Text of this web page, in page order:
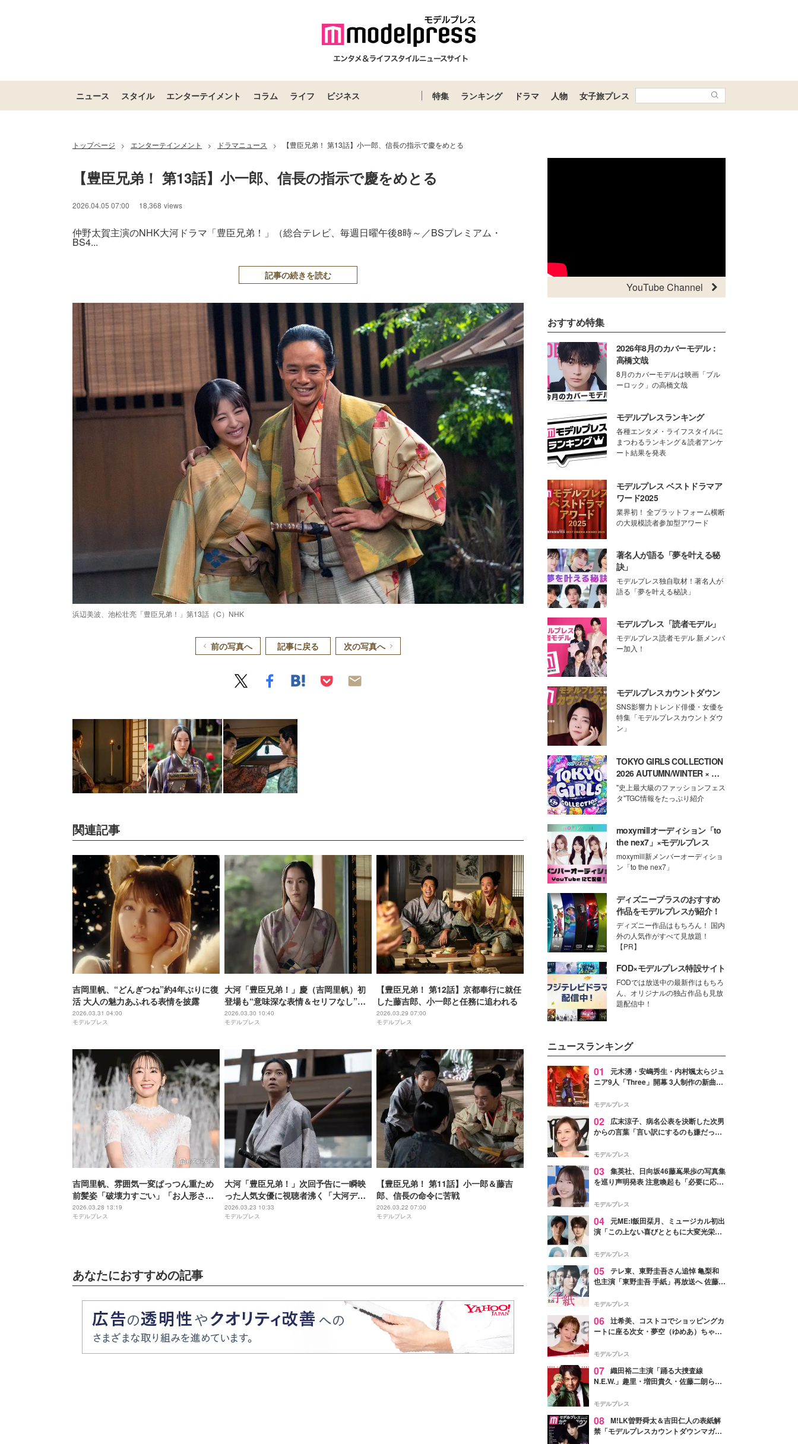
ニュース スタイル エンターテイメント コラム ライフ ビジネス 特集 ランキング ドラマ 人物 女子旅プレス
トップページ > エンターテインメント > ドラマニュース > 【豊臣兄弟！ 第13話】小一郎、信長の指示で慶をめとる
【豊臣兄弟！ 第13話】小一郎、信長の指示で慶をめとる
2026.04.05 07:00 18,368 views
仲野太賀主演のNHK大河ドラマ「豊臣兄弟！」（総合テレビ、毎週日曜午後8時～／BSプレミアム・
BS4...
記事の続きを読む
浜辺美波、池松壮亮「豊臣兄弟！」第13話（C）NHK
前の写真へ 記事に戻る 次の写真へ
関連記事
吉岡里帆、“どんぎつね”約4年ぶりに復
活 大人の魅力あふれる表情を披露
2026.03.31 04:00
モデルプレス
大河「豊臣兄弟！」慶（吉岡里帆）初
登場も“意味深な表情＆セリフなし”で
「異様な存在感」「謎だらけ」の声 次
回サブタイトルも話題に【ネタバレあ
2026.03.30 10:40
モデルプレス
【豊臣兄弟！ 第12話】京都奉行に就任
した藤吉郎、小一郎と任務に追われる
2026.03.29 07:00
モデルプレス
吉岡里帆、雰囲気一変ぱっつん重ため
前髪姿「破壊力すごい」「お人形さん
みたい」の声
2026.03.28 13:19
モデルプレス
大河「豊臣兄弟！」次回予告に一瞬映
った人気女優に視聴者沸く「大河デビ
ュー」「オーラすごい」【ネタバレあ
り】
2026.03.23 10:33
モデルプレス
【豊臣兄弟！ 第11話】小一郎＆藤吉
郎、信長の命令に苦戦
2026.03.22 07:00
モデルプレス
あなたにおすすめの記事
YouTube Channel
おすすめ特集
2026年8月のカバーモデル：
高橋文哉
8月のカバーモデルは映画「ブル
ーロック」の高橋文哉
モデルプレスランキング
各種エンタメ・ライフスタイルに
まつわるランキング＆読者アンケ
ート結果を発表
モデルプレス ベストドラマア
ワード2025
業界初！ 全プラットフォーム横断
の大規模読者参加型アワード
著名人が語る「夢を叶える秘
訣」
モデルプレス独自取材！著名人が
語る「夢を叶える秘訣」
モデルプレス「読者モデル」
モデルプレス読者モデル 新メンバ
ー加入！
モデルプレスカウントダウン
SNS影響力トレンド俳優・女優を
特集「モデルプレスカウントダウ
ン」
TOKYO GIRLS COLLECTION
2026 AUTUMN/WINTER × モ
デルプレス
"史上最大級のファッションフェス
タ"TGC情報をたっぷり紹介
moxymillオーディション「to
the nex7」×モデルプレス
moxymill新メンバーオーディショ
ン「to the nex7」
ディズニープラスのおすすめ
作品をモデルプレスが紹介！
ディズニー作品はもちろん！ 国内
外の人気作がすべて見放題！
【PR】
FOD×モデルプレス特設サイト
FODでは放送中の最新作はもちろ
ん、オリジナルの独占作品も見放
題配信中！
ニュースランキング
01
元木湧・安嶋秀生・内村颯太らジュ
ニア9人「Three」開幕 3人制作の新曲＆
進んで夢を掴みたい」【ゲネプロレポ】
モデルプレス
02
広末涼子、病名公表を決断した次男
からの言葉「言い訳にするのも嫌だっ
モデルプレス
03 集英社、日向坂46藤嶌果歩の写真集
を巡り声明発表 注意喚起も「必要に応じ
モデルプレス
04 元ME:I飯田栞月、ミュージカル初出
演「この上ない喜びとともに大変光栄」
ャスト発表
モデルプレス
05 テレ東、東野圭吾さん追悼 亀梨和
也主演「東野圭吾 手紙」再放送へ 佐藤隆
モデルプレス
06 辻希美、コストコでショッピングカ
ートに座る次女・夢空（ゆめあ）ちゃん
ぎ」「成長を感じる」の声
モデルプレス
07 織田裕二主演「踊る大捜査線
N.E.W.」趣里・増田貴久・佐藤二朗ら新
徴する“謎のキーワード”も
モデルプレス
08 M!LK曽野舜太＆吉田仁人の表紙解
禁「モデルプレスカウントダウンマガジ